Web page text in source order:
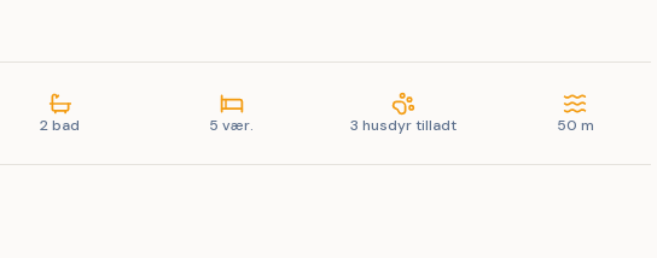
2 bad 5 vær. 3 husdyr tilladt 50 m